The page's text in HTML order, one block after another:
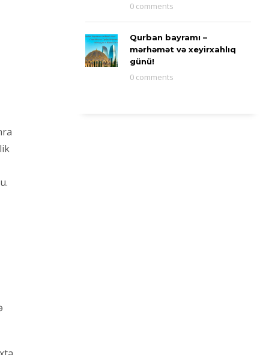
0 comments
Qurban bayramı –
mərhəmət və xeyirxahlıq
günü!
0 comments